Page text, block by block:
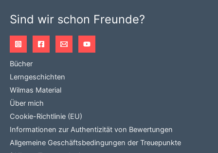
Sind wir schon Freunde?
Bücher
Lerngeschichten
Wilmas Material
Über mich
Cookie-Richtlinie (EU)
Informationen zur Authentizität von Bewertungen
Allgemeine Geschäftsbedingungen der Treuepunkte